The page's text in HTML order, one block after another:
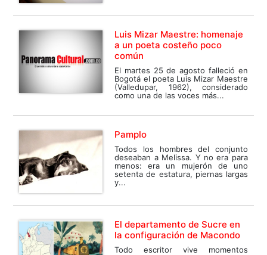
Luis Mizar Maestre: homenaje
a un poeta costeño poco
común
El martes 25 de agosto falleció en
Bogotá el poeta Luis Mizar Maestre
(Valledupar, 1962), considerado
como una de las voces más...
Pamplo
Todos los hombres del conjunto
deseaban a Melissa. Y no era para
menos: era un mujerón de uno
setenta de estatura, piernas largas
y...
El departamento de Sucre en
la configuración de Macondo
Todo escritor vive momentos